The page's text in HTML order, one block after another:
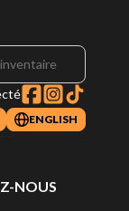
ENGLISH
NOUS